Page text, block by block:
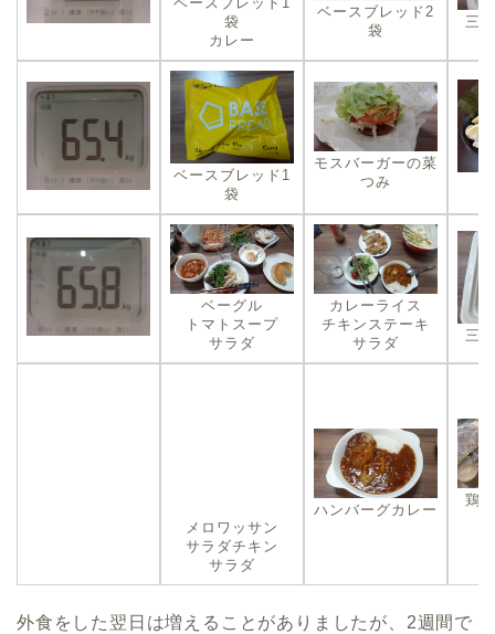
袋
カレー
ベースブレッド2
袋
三
ベースブレッド1
袋
モスバーガーの菜
つみ
ベーグル
トマトスープ
サラダ
カレーライス
チキンステーキ
サラダ
三
メロワッサン
サラダチキン
サラダ
ハンバーグカレー
鶏
外食をした翌日は増えることがありましたが、2週間で